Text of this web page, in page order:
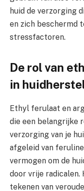
huid de verzorging
en zich beschermd
stressfactoren.
De rol van
in
Ethyl ferulaat en
die een belangrijke
verzorging van je
afgeleid van
vermogen om de
door vrije
tekenen van